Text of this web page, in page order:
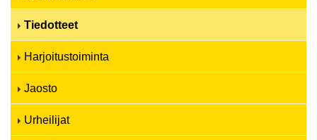
Tiedotteet
Harjoitustoiminta
Jaosto
Urheilijat